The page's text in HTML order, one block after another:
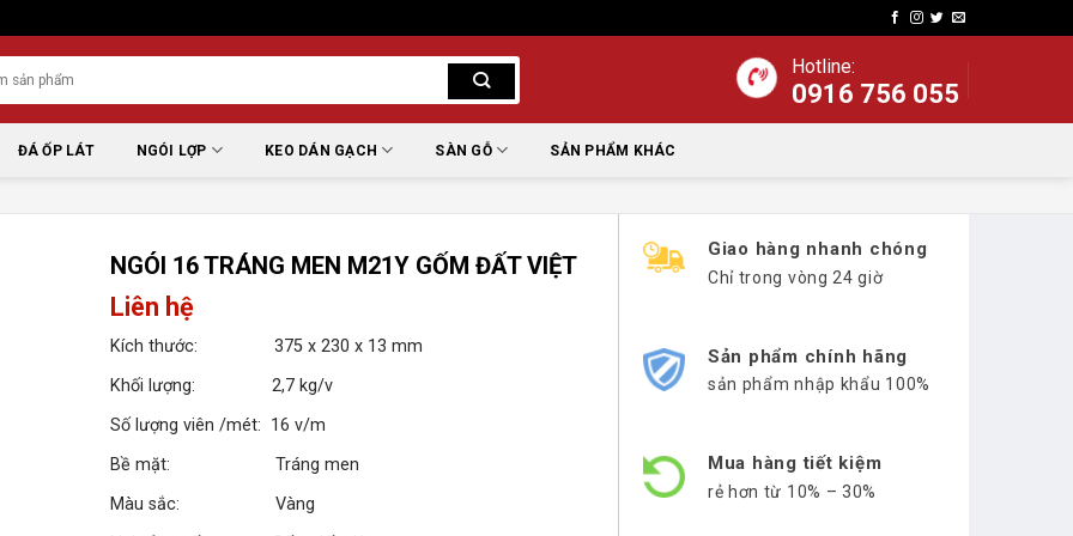
Hotline:
0916 756 055
ĐÁ ỐP LÁT NGÓI LỢP KEO DÁN GẠCH SÀN GỖ SẢN PHẨM KHÁC
NGÓI 16 TRÁNG MEN M21Y GỐM ĐẤT VIỆT
Liên hệ
Kích thước: 375 x 230 x 13 mm
Khối lượng: 2,7 kg/v
Số lượng viên /mét: 16 v/m
Bề mặt: Tráng men
Màu sắc: Vàng
Giao hàng nhanh chóng
Chỉ trong vòng 24 giờ
Sản phẩm chính hãng
sản phẩm nhập khẩu 100%
Mua hàng tiết kiệm
rẻ hơn từ 10% – 30%